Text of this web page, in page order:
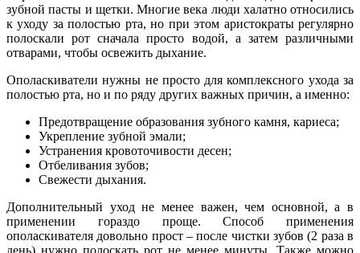
зубной пасты и щетки. Многие века люди халатно относились
к уходу за полостью рта, но при этом аристократы регулярно
полоскали рот сначала просто водой, а затем различными
отварами, чтобы освежить дыхание.
Ополаскиватели нужны не просто для комплексного ухода за
полостью рта, но и по ряду других важных причин, а именно:
Предотвращение образования зубного камня, кариеса;
Укрепление зубной эмали;
Устранения кровоточивости десен;
Отбеливания зубов;
Свежести дыхания.
Дополнительный уход не менее важен, чем основной, а в
применении гораздо проще. Способ применения
ополаскивателя довольно прост – после чистки зубов (2 раза в
день) нужно полоскать рот не менее минуты. Также можно